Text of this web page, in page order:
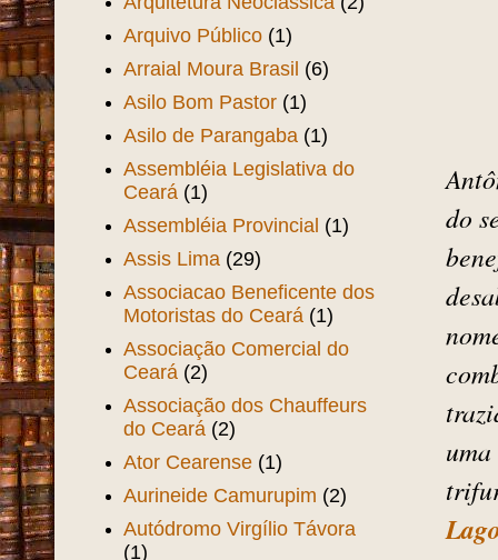
do
Arlindo Gondim (1)
Armando Vasconcelos
Armazéns A Santos e
Comp. (1)
Arquitetura de ferro (1)
Arquitetura Neoclássica (2)
Arquivo Público
Arraial Moura Brasil (6)
Asilo Bom Pastor
Asilo de Parangaba (1)
Assembléia Legislativa do
Ceará (1)
Assembléia Provincial (1)
Assis Lima (29)
Associacao Beneficente dos
Motoristas do Ceará
(1)
Associação Comercial do
Ceará (2)